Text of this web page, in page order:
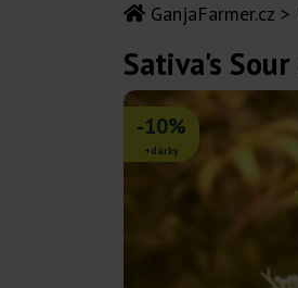
GanjaFarmer.cz
Sativa's Sour
-10%
+dárky